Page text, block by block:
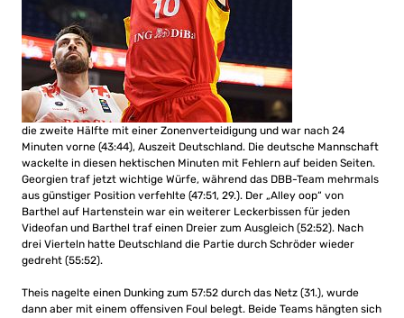
die zweite Hälfte mit einer Zonenverteidigung und war nach 24
Minuten vorne (43:44), Auszeit Deutschland. Die deutsche Mannschaft
wackelte in diesen hektischen Minuten mit Fehlern auf beiden Seiten.
Georgien traf jetzt wichtige Würfe, während das DBB-Team mehrmals
aus günstiger Position verfehlte (47:51, 29.). Der „Alley oop“ von
Barthel auf Hartenstein war ein weiterer Leckerbissen für jeden
Videofan und Barthel traf einen Dreier zum Ausgleich (52:52). Nach
drei Vierteln hatte Deutschland die Partie durch Schröder wieder
gedreht (55:52).
Theis nagelte einen Dunking zum 57:52 durch das Netz (31.), wurde
dann aber mit einem offensiven Foul belegt. Beide Teams hängten sich